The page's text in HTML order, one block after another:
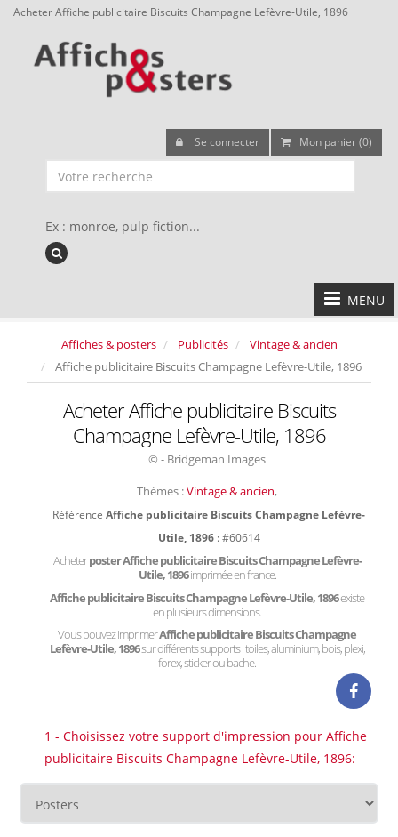
Acheter Affiche publicitaire Biscuits Champagne Lefèvre-Utile, 1896
Se connecter Mon panier (0)
Ex : monroe, pulp fiction...
MENU
Affiches & posters Publicités
Vintage & ancien
Affiche publicitaire Biscuits Champagne Lefèvre-Utile, 1896
Acheter Affiche publicitaire Biscuits
Champagne Lefèvre-Utile, 1896
© - Bridgeman Images
Thèmes :Vintage & ancien,
Référence Affiche publicitaire Biscuits Champagne Lefèvre-
Utile, 1896 : #60614
Acheterposter Affiche publicitaire Biscuits Champagne Lefèvre-
Utile, 1896imprimée en france.
Affiche publicitaire Biscuits Champagne Lefèvre-Utile, 1896existe
en plusieurs dimensions.
Vous pouvez imprimerAffiche publicitaire Biscuits Champagne
Lefèvre-Utile, 1896sur différents supports : toiles, aluminium, bois, plexi,
forex, sticker ou bache.
1 - Choisissez votre support d'impression pour Affiche
publicitaire Biscuits Champagne Lefèvre-Utile, 1896: